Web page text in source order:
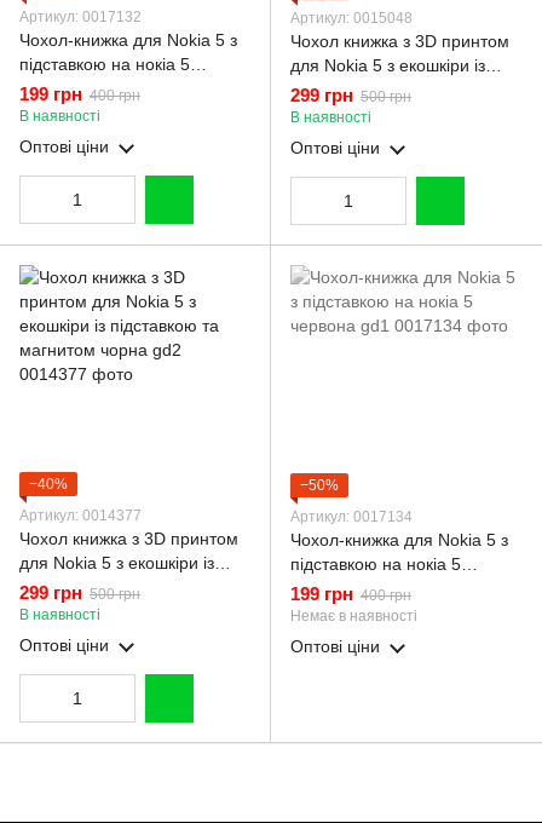
Артикул: 0017132
Чохол-книжка для Nokia 5 з
підставкою на нокіа 5
бордова gd1
199 грн 400 грн
В наявності
Оптові ціни
Артикул: 0015048
Чохол книжка з 3D принтом
для Nokia 5 з екошкіри із
підставкою та магнитом
чорна gd2
299 грн 500 грн
В наявності
Оптові ціни
−40%
Артикул: 0014377
Чохол книжка з 3D принтом
для Nokia 5 з екошкіри із
підставкою та магнитом
чорна gd2
299 грн 500 грн
В наявності
Оптові ціни
−50%
Артикул: 0017134
Чохол-книжка для Nokia 5 з
підставкою на нокіа 5
червона gd1
199 грн 400 грн
Немає в наявності
Оптові ціни